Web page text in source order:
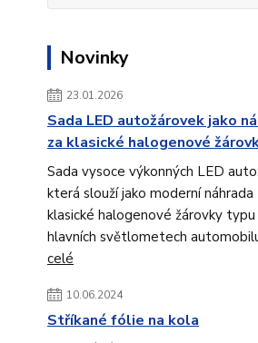
Novinky
23.01.2026
Sada LED autožárovek jako
za klasické halogenové
Sada vysoce výkonných LED
která slouží jako moderní náhrada
klasické halogenové žárovky
hlavních světlometech
celé
10.06.2024
Stříkané fólie na kola